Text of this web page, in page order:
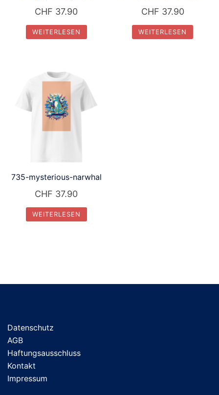
CHF 37.90
WEITERLESEN
CHF 37.90
WEITERLESEN
735-mysterious-narwhal
CHF 37.90
WEITERLESEN
Datenschutz
AGB
Haftungsausschluss
Kontakt
Impressum